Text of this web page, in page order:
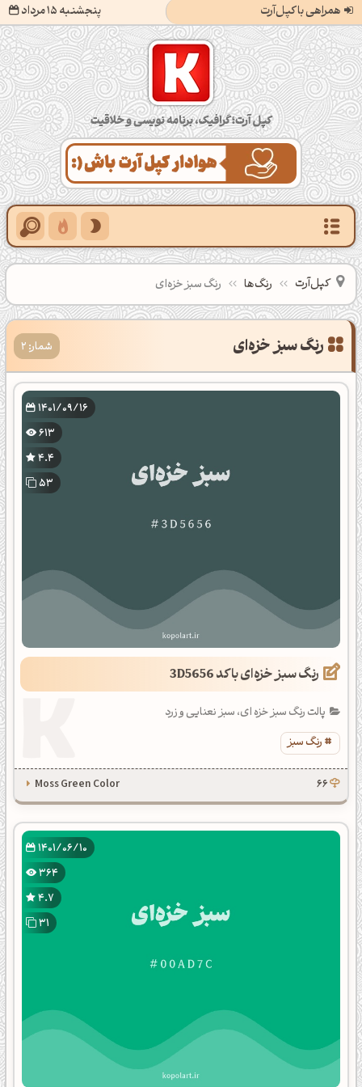
همراهی با کپل‌آرت پنجشنبه 15 مرداد
کپل‌آرت؛ گرافیک، برنامه‌نویسی و خلاقیت
کپل‌آرت رنگ‌ها رنگ سبز خزه‌ای
شمار: 2
1401/09/16
613
4.4
53
رنگ سبز خزه‌ای با کد 3D5656
پالت رنگ سبز خزه ای، سبز نعنایی و زرد
رنگ سبز
66
Moss Green Color
1401/06/10
364
4.7
31